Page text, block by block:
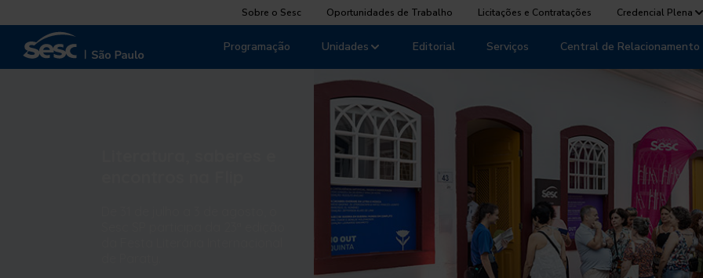
Sobre o Sesc Oportunidades de Trabalho Licitações e Contratações Credencial Plena
Unidades
Programação Editorial Serviços Central de Relacionamento